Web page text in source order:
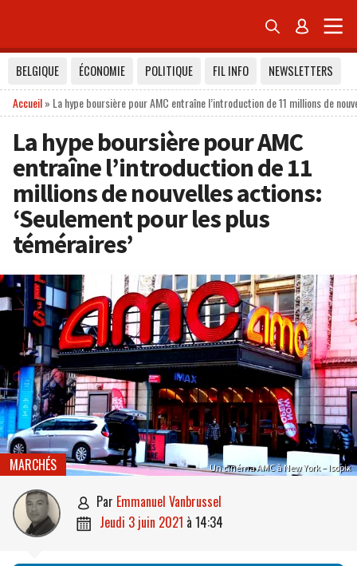
 
BELGIQUE ÉCONOMIE POLITIQUE FIL INFO
NEWSLETTERS
Accueil» La hype boursière pour AMC entraîne l’introduction de 11 millions de
La hype boursière pour AMC
entraîne l’introduction de 11
millions de nouvelles actions:
‘Seulement pour les plus
téméraires’
Un cinéma AMC à New York – Isopix
MARCHÉS
 par Emmanuel Vanbrussel
 jeudi 3 juin 2021 à 14:34